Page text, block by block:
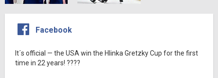
Facebook
It´s official — the USA win the Hlinka Gretzky Cup for the first
time in 22 years! ????